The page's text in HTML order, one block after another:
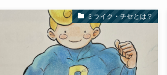
ミライク・チセとは？